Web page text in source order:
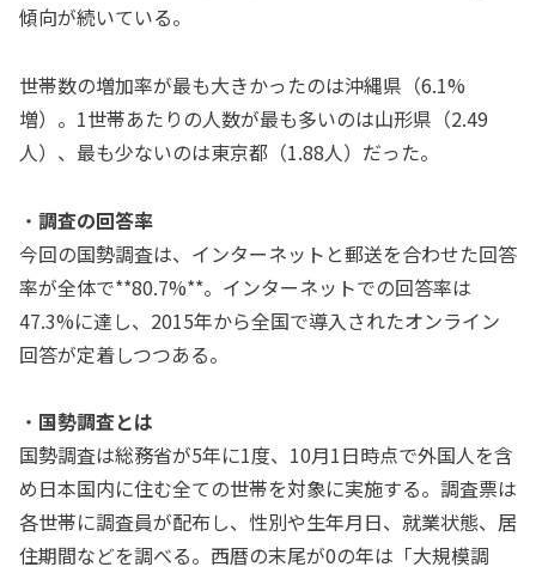
傾向が続いている。
世帯数の増加率が最も大きかったのは沖縄県（6.1%
増）。1世帯あたりの人数が最も多いのは山形県（2.49
人）、最も少ないのは東京都（1.88人）だった。
・ 調査の回答率
今回の国勢調査は、インターネットと郵送を合わせた回答
率が全体で**80.7%**。インターネットでの回答率は
47.3%に達し、2015年から全国で導入されたオンライン
回答が定着しつつある。
・ 国勢調査とは
国勢調査は総務省が5年に1度、10月1日時点で外国人を含
め日本国内に住む全ての世帯を対象に実施する。調査票は
各世帯に調査員が配布し、性別や生年月日、就業状態、居
住期間などを調べる。西暦の末尾が0の年は「大規模調